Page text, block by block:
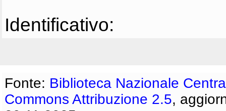
Identificativo:
Fonte: Biblioteca Nazionale
Commons Attribuzione 2.5,